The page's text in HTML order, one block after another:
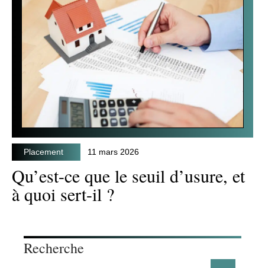
Placement 11 mars 2026
Qu’est-ce que le seuil d’usure, et
à quoi sert-il ?
Recherche